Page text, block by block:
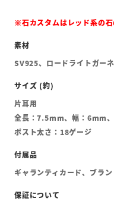
※石カスタムはレッド系の石
SV925、ロードライトガー
片耳用
全長：7.5mm、幅：6mm
ポスト太さ：18ゲージ
ギャランティカード、ブラ